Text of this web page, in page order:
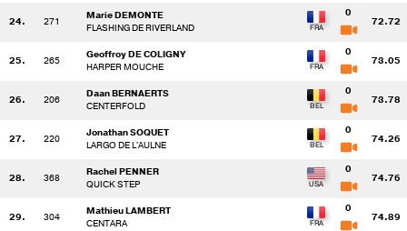
24. 271
Marie DEMONTE
FLASHING DE RIVERLAND
0
72.72
25. 265
Geoffroy DE COLIGNY
HARPER MOUCHE
0
73.05
26. 206
Daan BERNAERTS
CENTERFOLD
0
73.78
27. 220
Jonathan SOQUET
LARGO DE L'AULNE
0
74.26
28. 368
Rachel PENNER
QUICK STEP
0
74.76
29. 304
Mathieu LAMBERT
CENTARA
0
74.89